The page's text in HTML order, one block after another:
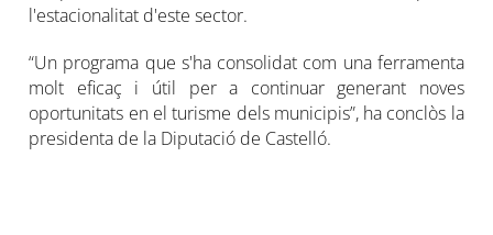
l'estacionalitat d'este sector.
“Un programa que s'ha consolidat com una ferramenta
molt eficaç i útil per a continuar generant noves
oportunitats en el turisme dels municipis”, ha conclòs la
presidenta de la Diputació de Castelló.